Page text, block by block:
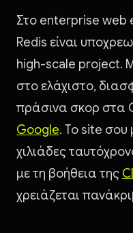
Στο enterprise web
Redis είναι
high-scale project.
στο ελάχιστο,
πράσινα σκορ στα
Google. Το site σου
χιλιάδες
με τη βοήθεια της
χρειάζεται